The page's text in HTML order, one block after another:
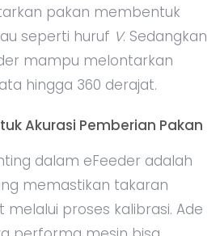
pakan membentuk
seperti huruf V. Sedangkan
mampu melontarkan
hingga 360 derajat.
Akurasi Pemberian Pakan
dalam eFeeder adalah
memastikan takaran
proses kalibrasi. Ade